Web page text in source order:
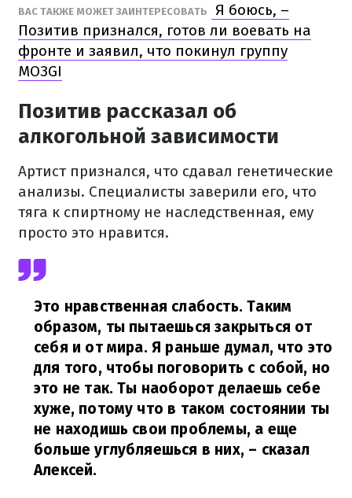
ВАС ТАКЖЕ МОЖЕТ ЗАИНТЕРЕСОВАТЬ
Я боюсь, –
Позитив признался, готов ли воевать на
фронте и заявил, что покинул группу
MOЗGI
Позитив рассказал об
алкогольной зависимости
Артист признался, что сдавал генетические
анализы. Специалисты заверили его, что
тяга к спиртному не наследственная, ему
просто это нравится.
Это нравственная слабость. Таким
образом, ты пытаешься закрыться от
себя и от мира. Я раньше думал, что это
для того, чтобы поговорить с собой, но
это не так. Ты наоборот делаешь себе
хуже, потому что в таком состоянии ты
не находишь свои проблемы, а еще
больше углубляешься в них, – сказал
Алексей.